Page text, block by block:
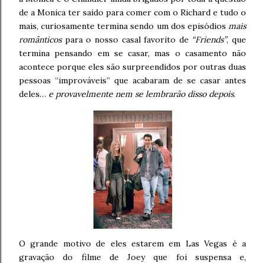
de a Monica ter saído para comer com o Richard e tudo o
mais, curiosamente termina sendo um dos episódios mais
românticospara o nosso casal favorito de “Friends”, que
termina pensando em se casar, mas o casamento não
acontece porque eles são surpreendidos por outras duas
pessoas “improváveis” que acabaram de se casar antes
deles… e provavelmente nem se lembrarão disso depois.
O grande motivo de eles estarem em Las Vegas é a
gravação do filme de Joey que foi suspensa e,